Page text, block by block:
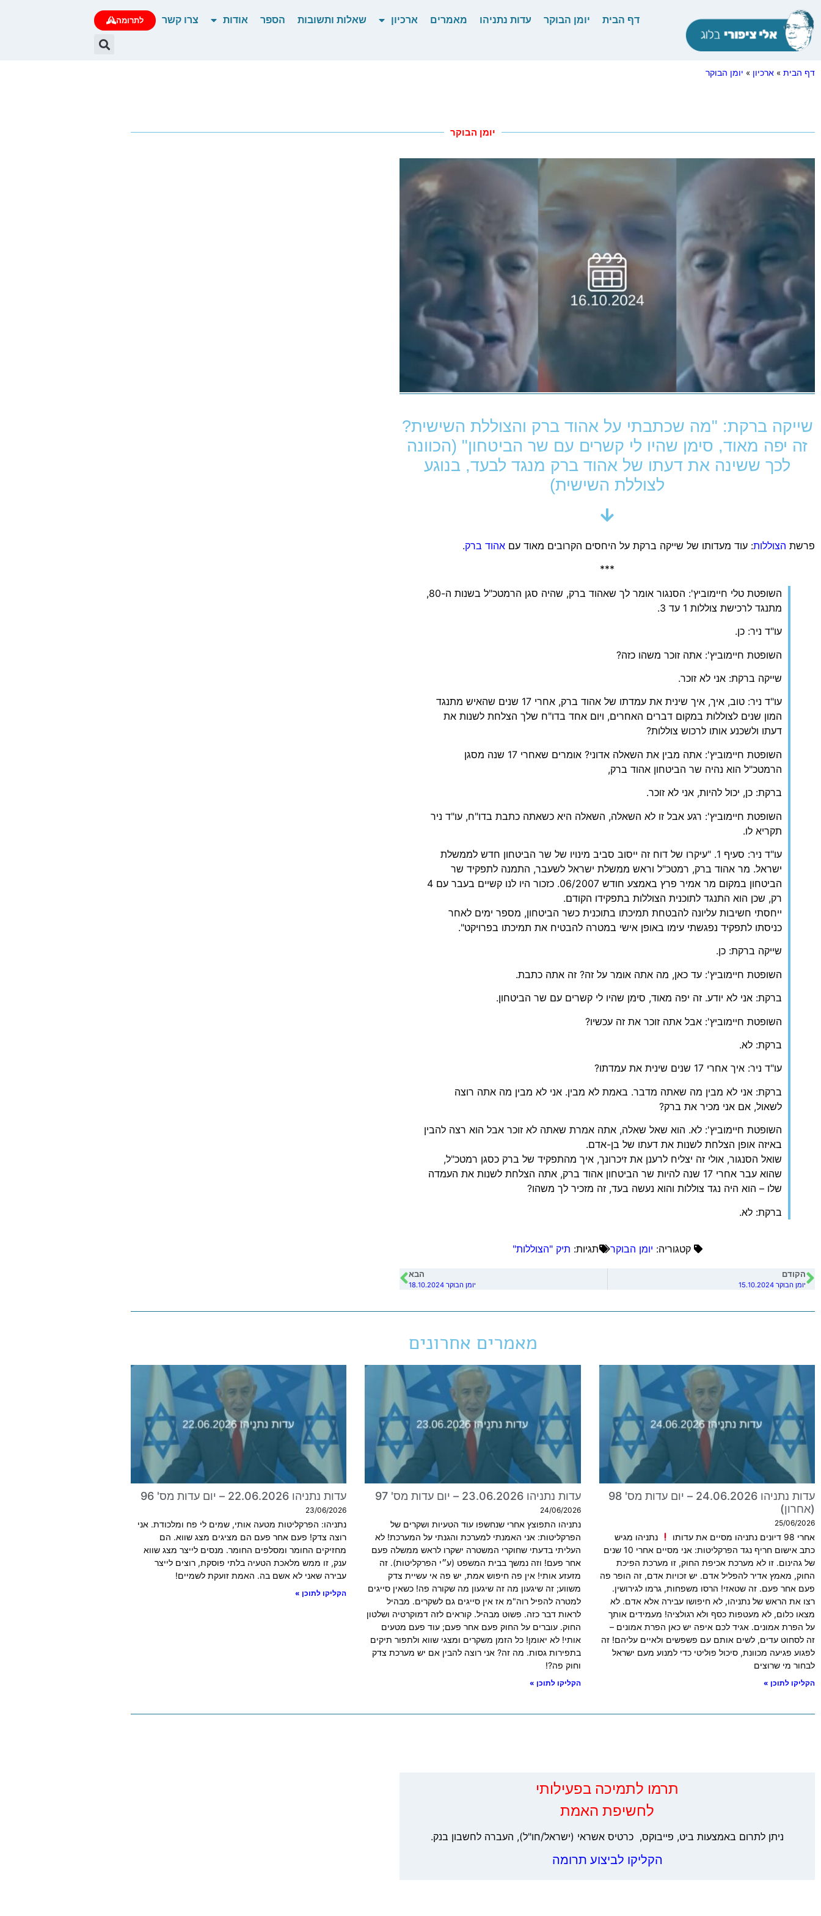
דף הבית יומן הבוקר עדות נתניהו מאמרים ארכיון שאלות ותשובות הספר אודות צרו קשר לתרומה
דף הבית » ארכיון » יומן הבוקר
יומן הבוקר
שייקה ברקת: "מה שכתבתי על אהוד ברק והצוללת השישית?
זה יפה מאוד, סימן שהיו לי קשרים עם שר הביטחון" (הכוונה
לכך ששינה את דעתו של אהוד ברק מנגד לבעד, בנוגע
לצוללת השישית)
פרשת הצוללות: עוד מעדותו של שייקה ברקת על היחסים הקרובים מאוד עם אהוד ברק.
***
השופטת טלי חיימוביץ': הסנגור אומר לך שאהוד ברק, שהיה סגן הרמטכ"ל בשנות ה-80,
מתנגד לרכישת צוללות 1 עד 3.
עו"ד ניר: כן.
השופטת חיימוביץ': אתה זוכר משהו כזה?
שייקה ברקת: אני לא זוכר.
עו"ד ניר: טוב, איך, איך שינית את עמדתו של אהוד ברק, אחרי 17 שנים שהאיש מתנגד
המון שנים לצוללות במקום דברים האחרים, ויום אחד בדו"ח שלך הצלחת לשנות את
דעתו ולשכנע אותו לרכוש צוללות?
השופטת חיימוביץ': אתה מבין את השאלה אדוני? אומרים שאחרי 17 שנה מסגן
הרמטכ"ל הוא נהיה שר הביטחון אהוד ברק,
ברקת: כן, יכול להיות, אני לא זוכר.
השופטת חיימוביץ': רגע אבל זו לא השאלה, השאלה היא כשאתה כתבת בדו"ח, עו"ד ניר
תקריא לו.
עו"ד ניר: סעיף 1. "עיקרו של דוח זה ייסוב סביב מינויו של שר הביטחון חדש לממשלת
ישראל. מר אהוד ברק, רמטכ"ל וראש ממשלת ישראל לשעבר, התמנה לתפקיד שר
הביטחון במקום מר אמיר פרץ באמצע חודש 06/2007. כזכור היו לנו קשיים בעבר עם 4
רק, שכן הוא התנגד לתוכנית הצוללות בתפקידו הקודם.
ייחסתי חשיבות עליונה להבטחת תמיכתו בתוכנית כשר הביטחון, מספר ימים לאחר
כניסתו לתפקיד נפגשתי עימו באופן אישי במטרה להבטיח את תמיכתו בפרויקט".
שייקה ברקת: כן.
השופטת חיימוביץ': עד כאן, מה אתה אומר על זה? זה אתה כתבת.
ברקת: אני לא יודע. זה יפה מאוד, סימן שהיו לי קשרים עם שר הביטחון.
השופטת חיימוביץ': אבל אתה זוכר את זה עכשיו?
ברקת: לא.
עו"ד ניר: איך אחרי 17 שנים שינית את עמדתו?
ברקת: אני לא מבין מה שאתה מדבר. באמת לא מבין. אני לא מבין מה אתה רוצה
לשאול, אם אני מכיר את ברק?
השופטת חיימוביץ': לא. הוא שאל שאלה, אתה אמרת שאתה לא זוכר אבל הוא רצה להבין
באיזה אופן הצלחת לשנות את דעתו של בן-אדם.
שואל הסנגור, אולי זה יצליח לרענן את זיכרונך, איך מהתפקיד של ברק כסגן רמטכ"ל,
שהוא עבר אחרי 17 שנה להיות שר הביטחון אהוד ברק, אתה הצלחת לשנות את העמדה
שלו – הוא היה נגד צוללות והוא נעשה בעד, זה מזכיר לך משהו?
ברקת: לא.
קטגוריה: יומן הבוקר תגיות: תיק "הצוללות"
הקודם
יומן הבוקר 15.10.2024
הבא
יומן הבוקר 18.10.2024
מאמרים אחרונים
עדות נתניהו 24.06.2026 – יום עדות מס' 98
(אחרון)
25/06/2026
אחרי 98 דיונים נתניהו מסיים את עדותו
נתניהו מגיש
כתב אישום חריף נגד הפרקליטות: אני מסיים אחרי 10 שנים
של גהינום. זו לא מערכת אכיפת החוק, זו מערכת הפיכת
החוק, מאמץ אדיר להפליל אדם. יש זכויות אדם, זה הופר פה
פעם אחר פעם. זה שטאזי! הרסו משפחות, גרמו לגירושין.
רצו את הראש של נתניהו, לא חיפושו עבירה אלא אדם. לא
מצאו כלום, לא מעטפות כסף ולא רגולציה! מעמידים אותך
על הפרת אמונים. אגיד לכם איפה יש כאן הפרת אמונים –
זה לסחוט עדים, לשים אותם עם פשפשים ולאיים עליהם! זה
לפגוע פגיעה מכוונת, סיכול פוליטי כדי למנוע מעם ישראל
לבחור מי שרוצים
הקליקו לתוכן »
עדות נתניהו 23.06.2026 – יום עדות מס' 97
24/06/2026
נתניהו התפוצץ אחרי שנחשפו עוד הטעיות ושקרים של
הפרקליטות: אני האמנתי למערכת והגנתי על המערכת! לא
העליתי בדעתי שחוקרי המשטרה ישקרו לראש ממשלה פעם
אחר פעם! וזה נמשך בבית המשפט (ע״י הפרקליטות). זה
מזעזע אותי! אין פה חיפוש אמת, יש פה אי עשיית צדק
משווע; זה שיגעון מה זה שיגעון מה שקורה פה! כשאין סייגים
למטרה להפיל רוה"מ אז אין סייגים גם לשקרים. מבהיל
לראות דבר כזה. פשוט מבהיל. קוראים לזה דמוקרטיה ושלטון
החוק. עוברים על החוק פעם אחר פעם; עוד פעם מטעים
אותי! לא יאומן! כל הזמן משקרים ומצגי שווא ולתפור תיקים
בתפירות גסות. מה זה? אני רוצה להבין אם יש מערכת צדק
וחוק פה?!
הקליקו לתוכן »
עדות נתניהו 22.06.2026 – יום עדות מס' 96
23/06/2026
נתניהו: הפרקליטות מטעה אותי, שמים לי פח ומלכודת. אני
רוצה צדק! פעם אחר פעם הם מציגים מצג שווא. הם
מחזיקים החומר ומסלפים החומר. מנסים לייצר מצג שווא
ענק, זו ממש מלאכת הטעיה בלתי פוסקת, רוצים לייצר
עבירה שאני לא אשם בה. האמת זועקת לשמיים!
הקליקו לתוכן »
‏תרמו לתמיכה בפעילותי
לחשיפת האמת
ניתן לתרום באמצעות ביט, פייבוקס, כרטיס אשראי (ישראל/חו"ל), העברה לחשבון בנק.
הקליקו לביצוע תרומה